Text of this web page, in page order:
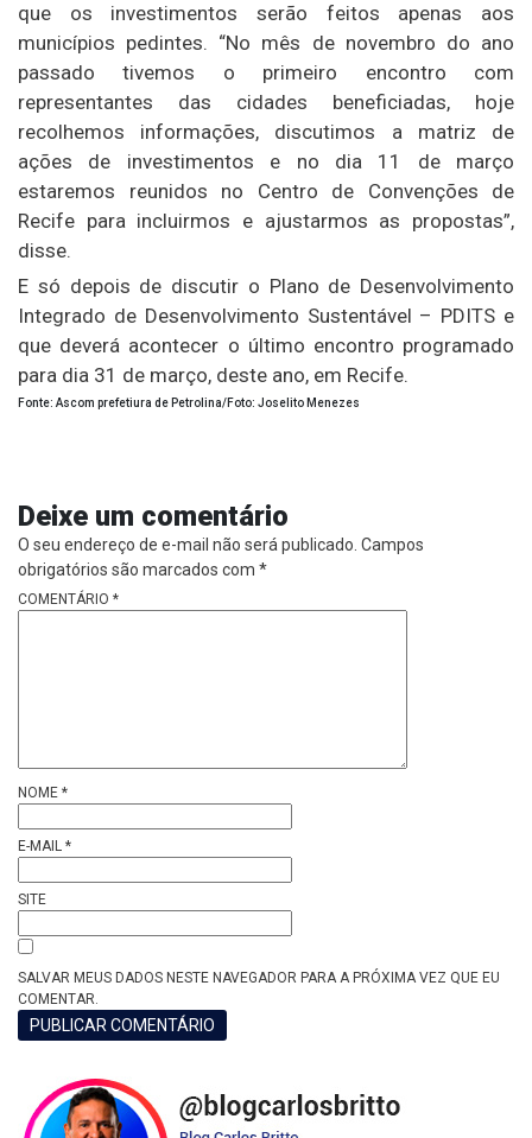
que os investimentos serão feitos apenas aos
municípios pedintes. “No mês de novembro do ano
passado tivemos o primeiro encontro com
representantes das cidades beneficiadas, hoje
recolhemos informações, discutimos a matriz de
ações de investimentos e no dia 11 de março
estaremos reunidos no Centro de Convenções de
Recife para incluirmos e ajustarmos as propostas”,
disse.
E só depois de discutir o Plano de Desenvolvimento
Integrado de Desenvolvimento Sustentável – PDITS e
que deverá acontecer o último encontro programado
para dia 31 de março, deste ano, em Recife.
Fonte: Ascom prefetiura de Petrolina/Foto: Joselito Menezes
Deixe um comentário
O seu endereço de e-mail não será publicado. Campos
obrigatórios são marcados com *
COMENTÁRIO *
NOME *
E-MAIL *
SITE
SALVAR MEUS DADOS NESTE NAVEGADOR PARA A PRÓXIMA VEZ QUE EU
COMENTAR.